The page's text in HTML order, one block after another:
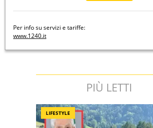
Per info su servizi e tariffe:
www.1240.it
PIÙ LETTI
LIFESTYLE